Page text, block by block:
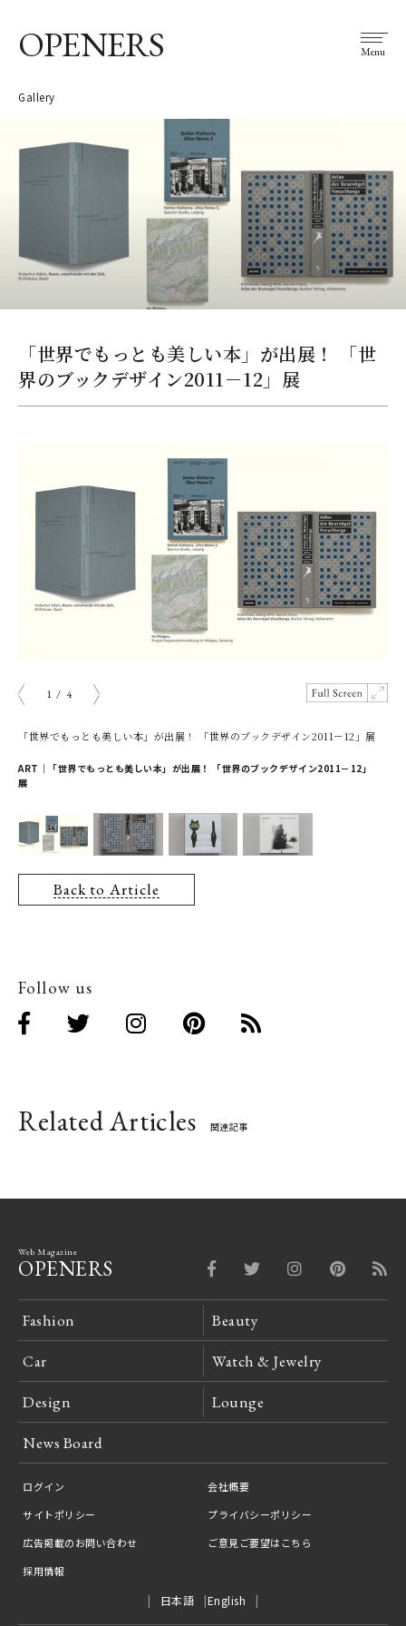
OPENERS Menu
Gallery
「世界でもっとも美しい本」が出展！ 「世
界のブックデザイン2011－12」展
1 / 4
「世界でもっとも美しい本」が出展！ 「世界のブックデザイン2011－12」展
ART｜「世界でもっとも美しい本」が出展！ 「世界のブックデザイン2011－12」
展
Back to Article
Follow us
Related Articles 関連記事
Web Magazine
OPENERS
Fashion Beauty
Car Watch & Jewelry
Design Lounge
News Board
ログイン
会社概要
サイトポリシー
プライバシーポリシー
広告掲載のお問い合わせ
ご意見ご要望はこちら
採用情報
日本語 English